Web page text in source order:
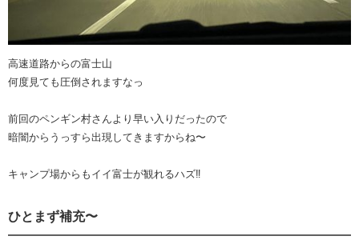
高速道路からの富士山
何度見ても圧倒されますなっ
前回のペンギン村さんより早い入りだったので
暗闇からうっすら出現してきますからね〜
キャンプ場からもイイ富士が観れるハズ‼︎
ひとまず補充〜